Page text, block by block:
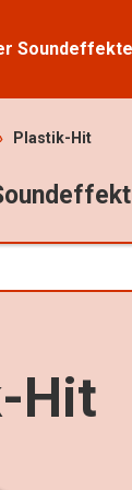
Soundeffekte
Plastik-Hit
Hit